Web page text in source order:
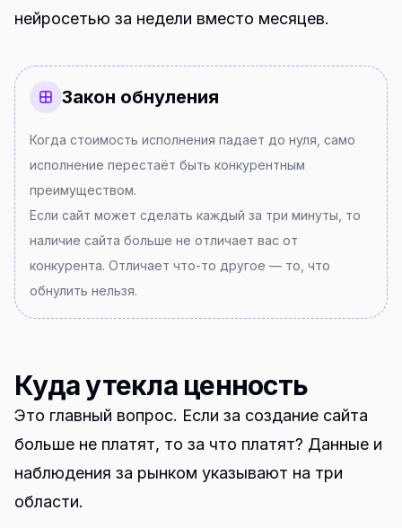
нейросетью за недели вместо месяцев.
Закон обнуления
Когда стоимость исполнения падает до нуля, само
исполнение перестаёт быть конкурентным
преимуществом.
Если сайт может сделать каждый за три минуты, то
наличие сайта больше не отличает вас от
конкурента. Отличает что-то другое — то, что
обнулить нельзя.
Куда утекла ценность
Это главный вопрос. Если за создание сайта
больше не платят, то за что платят? Данные и
наблюдения за рынком указывают на три
области.